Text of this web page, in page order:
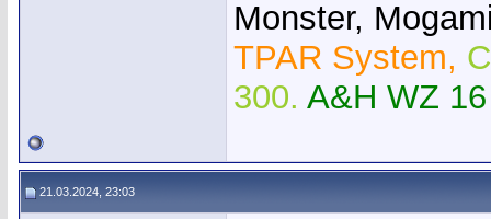
Monster,
TPAR System,
300. A&H WZ
21.03.2024, 23:03